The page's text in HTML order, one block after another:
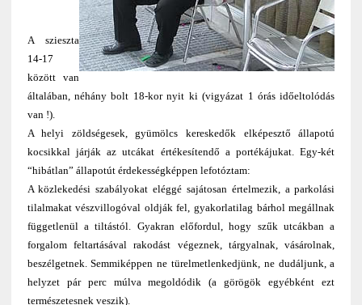
A szieszta
14-17
között van
általában, néhány bolt 18-kor nyit ki (vigyázat 1 órás időeltolódás
van !).
A helyi zöldségesek, gyümölcs kereskedők elképesztő állapotú
kocsikkal járják az utcákat értékesítendő a portékájukat. Egy-két
“hibátlan” állapotút érdekességképpen lefotóztam:
A közlekedési szabályokat eléggé sajátosan értelmezik, a parkolási
tilalmakat vészvillogóval oldják fel, gyakorlatilag bárhol megállnak
függetlenül a tiltástól. Gyakran előfordul, hogy szűk utcákban a
forgalom feltartásával rakodást végeznek, tárgyalnak, vásárolnak,
beszélgetnek. Semmiképpen ne türelmetlenkedjünk, ne dudáljunk, a
helyzet pár perc múlva megoldódik (a görögök egyébként ezt
természetesnek veszik).